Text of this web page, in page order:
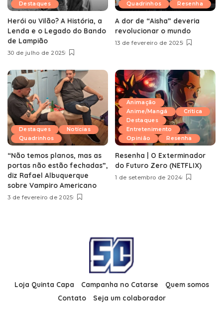
Destaques
Herói ou Vilão? A História, a
Lenda e o Legado do Bando
de Lampião
30 de julho de 2025
Quadrinhos
Resenha
A dor de “Aisha” deveria
revolucionar o mundo
13 de fevereiro de 2025
Destaques
Notícias
Quadrinhos
“Não temos planos, mas as
portas não estão fechadas”,
diz Rafael Albuquerque
sobre Vampiro Americano
3 de fevereiro de 2025
Animação
Anime/Mangá
Crítica
Destaques
Entretenimento
Opinião
Resenha
Resenha | O Exterminador
do Futuro Zero (NETFLIX)
1 de setembro de 2024
Loja Quinta Capa Campanha no Catarse
Quem somos
Contato
Seja um colaborador